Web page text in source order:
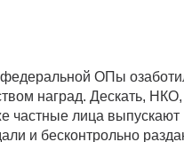
ОПы
наград. Дескать, НКО,
частные лица выпускают
и бесконтрольно